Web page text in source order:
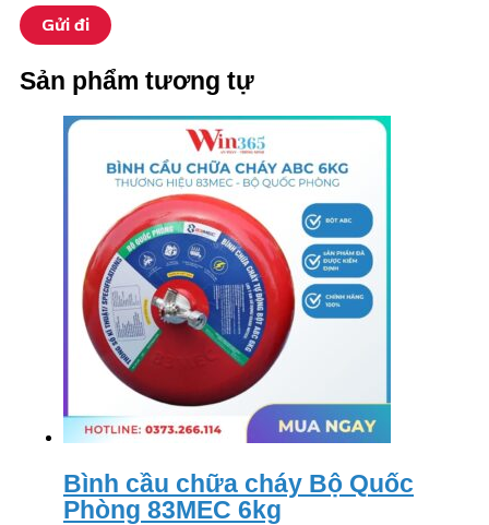
Sản phẩm tương tự
Bình cầu chữa cháy Bộ Quốc
Phòng 83MEC 6kg